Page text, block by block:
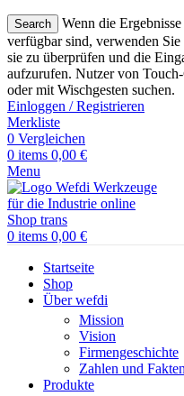
Search
Wenn die
verfügbar sind, verwenden
sie zu überprüfen und die
aufzurufen. Nutzer von
oder mit Wischgesten suchen.
Einloggen / Registrieren
Merkliste
0 Vergleichen
0 items 0,00 €
Menu
0 items 0,00 €
Startseite
Shop
Über wefdi
Mission
Vision
Firmengeschichte
Zahlen und Fakten
Produkte